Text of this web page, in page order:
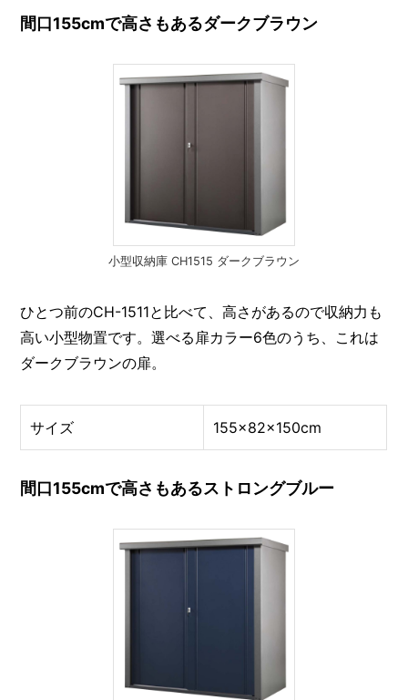
間口155cmで高さもあるダークブラウン
小型収納庫 CH1515 ダークブラウン
ひとつ前のCH-1511と比べて、高さがあるので収納力も
高い小型物置です。選べる扉カラー6色のうち、これは
ダークブラウンの扉。
サイズ 155×82×150cm
間口155cmで高さもあるストロングブルー